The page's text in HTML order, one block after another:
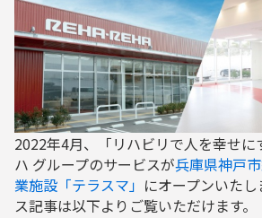
2022年4月、「リハビリで人を幸せに
ハ グループのサービスが兵庫県神戸
業施設「テラスマ」 にオープンいた
ス記事は以下よりご覧いただけます。